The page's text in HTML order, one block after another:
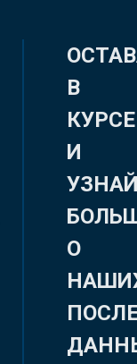
В
КУРСЕ
И
О